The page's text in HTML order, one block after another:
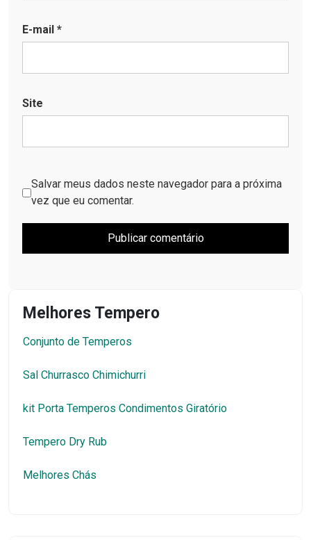
E-mail *
Site
Salvar meus dados neste navegador para a próxima
vez que eu comentar.
Melhores Tempero
Conjunto de Temperos
Sal Churrasco Chimichurri
kit Porta Temperos Condimentos Giratório
Tempero Dry Rub
Melhores Chás